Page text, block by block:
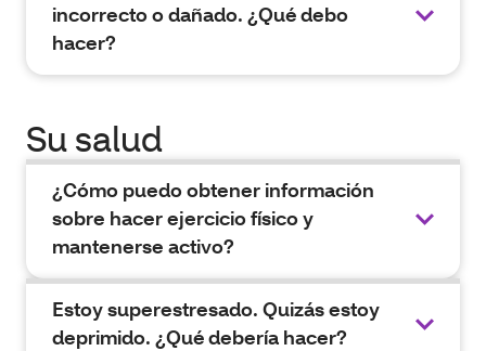
incorrecto o dañado. ¿Qué debo
hacer?
Su salud
¿Cómo puedo obtener información
sobre hacer ejercicio físico y
mantenerse activo?
Estoy superestresado. Quizás estoy
deprimido. ¿Qué debería hacer?